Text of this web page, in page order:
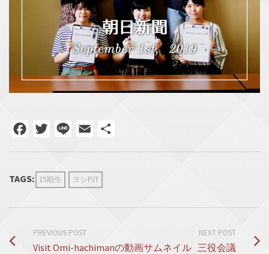
FacebookTwitterLine Email
TAGS: 15期生 ヨシPJT
PREVIOUS POST
Visit Omi-hachimanの動画サムネイル
NEXT POST
三役会議